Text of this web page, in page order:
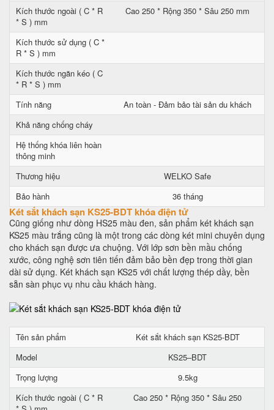
Kích thước ngoài ( C * R
* S ) mm
Cao 250 * Rộng 350 * Sâu 250 mm
Kích thước sử dụng ( C *
R * S ) mm
Kích thước ngăn kéo ( C
* R * S ) mm
Tính năng
An toàn - Đảm bảo tài sản du khách
Khả năng chống cháy
Hệ thống khóa liên hoàn
thông minh
Thương hiệu
WELKO Safe
Bảo hành
36 tháng
Két sắt khách sạn KS25-BDT khóa điện tử
Cũng giống như dòng HS25 màu đen, sản phẩm két khách sạn
KS25 màu trắng cũng là một trong các dòng két mini chuyên dụng
cho khách sạn được ưa chuộng. Với lớp sơn bền mầu chống
xước, công nghệ sơn tiên tiến đảm bảo bền đẹp trong thời gian
dài sử dụng. Két khách sạn KS25 với chất lượng thép dầy, bền
sẵn sàn phục vụ nhu cầu khách hàng.
Tên sản phẩm
Két sắt khách sạn KS25-BDT
Model
KS25–BDT
Trọng lượng
9.5kg
Kích thước ngoài ( C * R
Cao 250 * Rộng 350 * Sâu 250